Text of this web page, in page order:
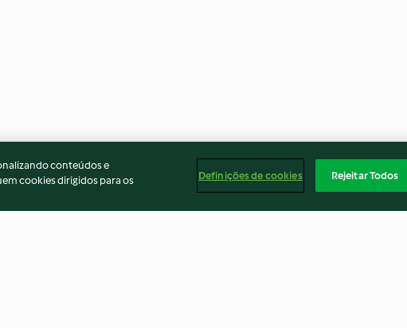
conteúdos e
cookies dirigidos para os
Definições de cookies Rejeitar Todos